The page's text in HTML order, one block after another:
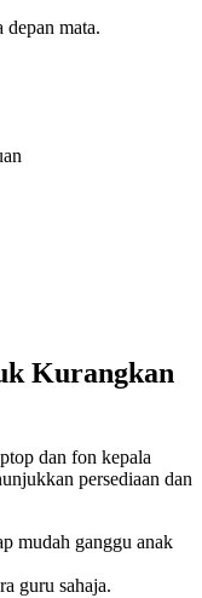
depan mata.
Kurangkan
mudah ganggu anak
guru sahaja.